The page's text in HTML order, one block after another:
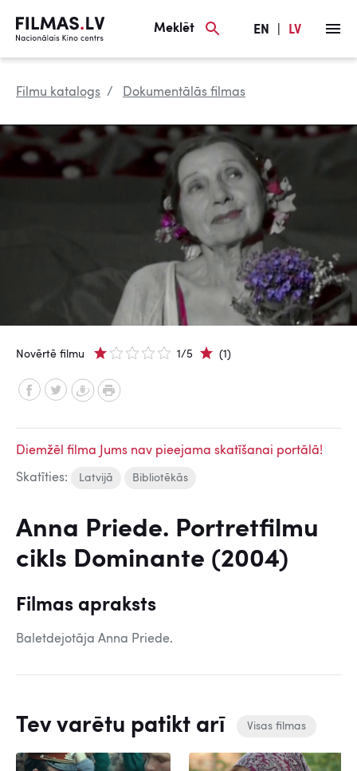
Meklēt EN LV
Filmu katalogs Dokumentālās filmas
Novērtē filmu 1/5 (1)
Diemžēl filma Jums nav pieejama skatīšanai portālā!
Skatīties: Latvijā Bibliotēkās
Anna Priede. Portretfilmu
cikls Dominante (2004)
Filmas apraksts
Baletdejotāja Anna Priede.
Tev varētu patikt arī Visas filmas